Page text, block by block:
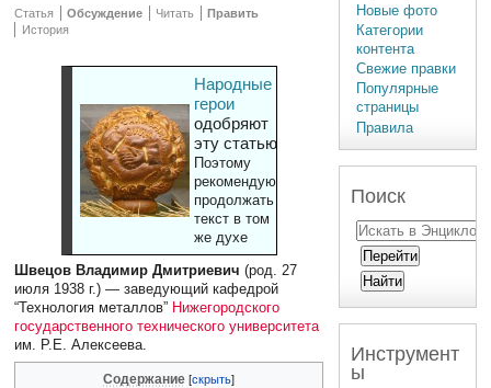
Статья Обсуждение Читать
Править
История
Народные
герои
одобряют
эту статью
Поэтому
рекомендуют
продолжать
текст в том
же духе
Швецов Владимир Дмитриевич (род. 27
июля 1938 г.) — заведующий кафедрой
“Технология металлов” Нижегородского
государственного технического университета
им. Р.Е. Алексеева.
Содержание
Новые фото
Категории
контента
Свежие правки
Популярные
страницы
Правила
Поиск
Инструмент
ы